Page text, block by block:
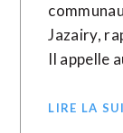
Jazairy,
Il appelle
LIRE LA